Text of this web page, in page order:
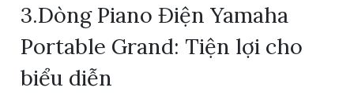
3.Dòng Piano Điện Yamaha
Portable Grand: Tiện lợi cho
biểu diễn